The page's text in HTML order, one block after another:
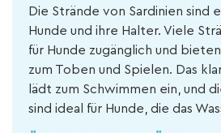
Die Strände von Sardinien sind
Hunde und ihre Halter. Viele
für Hunde zugänglich und
zum Toben und Spielen. Das
lädt zum Schwimmen ein, und
sind ideal für Hunde, die das